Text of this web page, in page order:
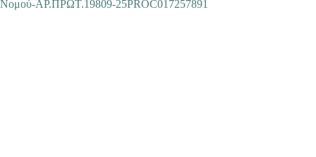
Νομού-ΑΡ.ΠΡΩΤ.19809-25PROC017257891